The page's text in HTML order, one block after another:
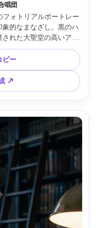
唱団
ォトリアルポートレー
象的なまなざし。黒のハ
れた大聖堂の高いアー
しの強い月光ビームと
f/1.8、上半身フレーム、
ルな肌の毛穴、精密な
ィックなコントラスト
ar 4:5
ピー
↗